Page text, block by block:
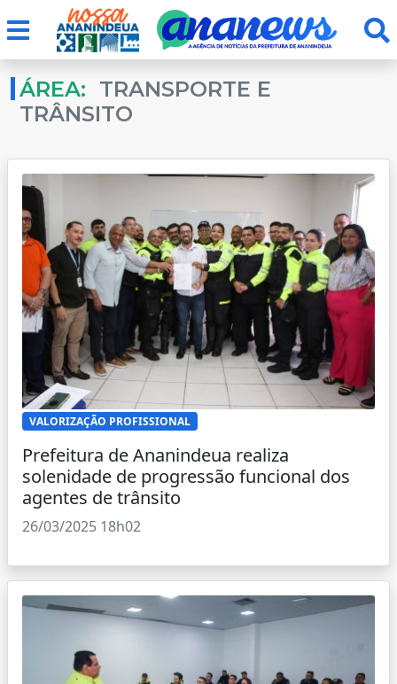
ÁREA: TRANSPORTE E
TRÂNSITO
VALORIZAÇÃO PROFISSIONAL
Prefeitura de Ananindeua realiza
solenidade de progressão funcional dos
agentes de trânsito
26/03/2025 18h02